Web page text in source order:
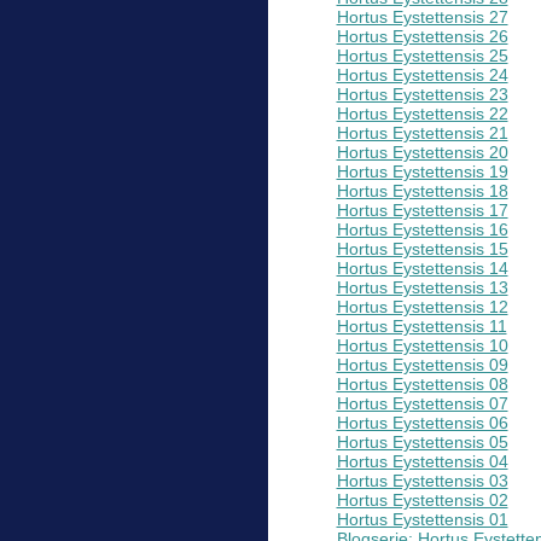
Hortus Eystettensis 27
Hortus Eystettensis 26
Hortus Eystettensis 25
Hortus Eystettensis 24
Hortus Eystettensis 23
Hortus Eystettensis 22
Hortus Eystettensis 21
Hortus Eystettensis 20
Hortus Eystettensis 19
Hortus Eystettensis 18
Hortus Eystettensis 17
Hortus Eystettensis 16
Hortus Eystettensis 15
Hortus Eystettensis 14
Hortus Eystettensis 13
Hortus Eystettensis 12
Hortus Eystettensis 11
Hortus Eystettensis 10
Hortus Eystettensis 09
Hortus Eystettensis 08
Hortus Eystettensis 07
Hortus Eystettensis 06
Hortus Eystettensis 05
Hortus Eystettensis 04
Hortus Eystettensis 03
Hortus Eystettensis 02
Hortus Eystettensis 01